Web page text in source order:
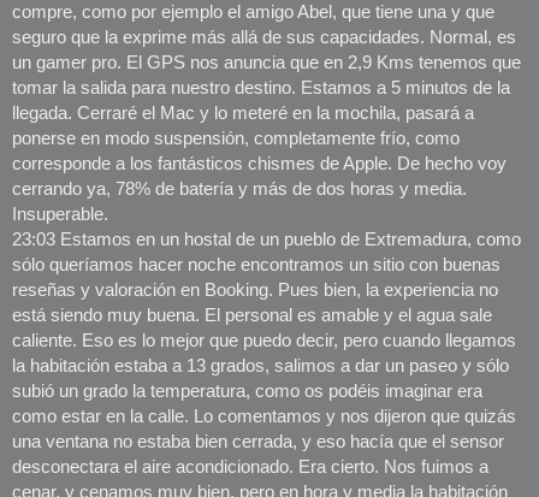
compre, como por ejemplo el amigo Abel, que tiene una y que
seguro que la exprime más allá de sus capacidades. Normal, es
un gamer pro. El GPS nos anuncia que en 2,9 Kms tenemos que
tomar la salida para nuestro destino. Estamos a 5 minutos de la
llegada. Cerraré el Mac y lo meteré en la mochila, pasará a
ponerse en modo suspensión, completamente frío, como
corresponde a los fantásticos chismes de Apple. De hecho voy
cerrando ya, 78% de batería y más de dos horas y media.
Insuperable.
23:03 Estamos en un hostal de un pueblo de Extremadura, como
sólo queríamos hacer noche encontramos un sitio con buenas
reseñas y valoración en Booking. Pues bien, la experiencia no
está siendo muy buena. El personal es amable y el agua sale
caliente. Eso es lo mejor que puedo decir, pero cuando llegamos
la habitación estaba a 13 grados, salimos a dar un paseo y sólo
subió un grado la temperatura, como os podéis imaginar era
como estar en la calle. Lo comentamos y nos dijeron que quizás
una ventana no estaba bien cerrada, y eso hacía que el sensor
desconectara el aire acondicionado. Era cierto. Nos fuimos a
cenar, y cenamos muy bien, pero en hora y media la habitación